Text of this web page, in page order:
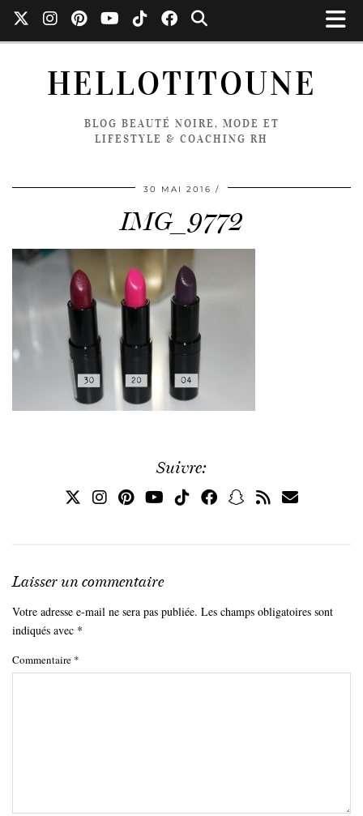
HELLOTITOUNE
BLOG BEAUTÉ NOIRE, MODE ET
LIFESTYLE & COACHING RH
30 MAI 2016
IMG_9772
Suivre:
Laisser un commentaire
Votre adresse e-mail ne sera pas publiée. Les champs obligatoires sont
indiqués avec *
Commentaire *